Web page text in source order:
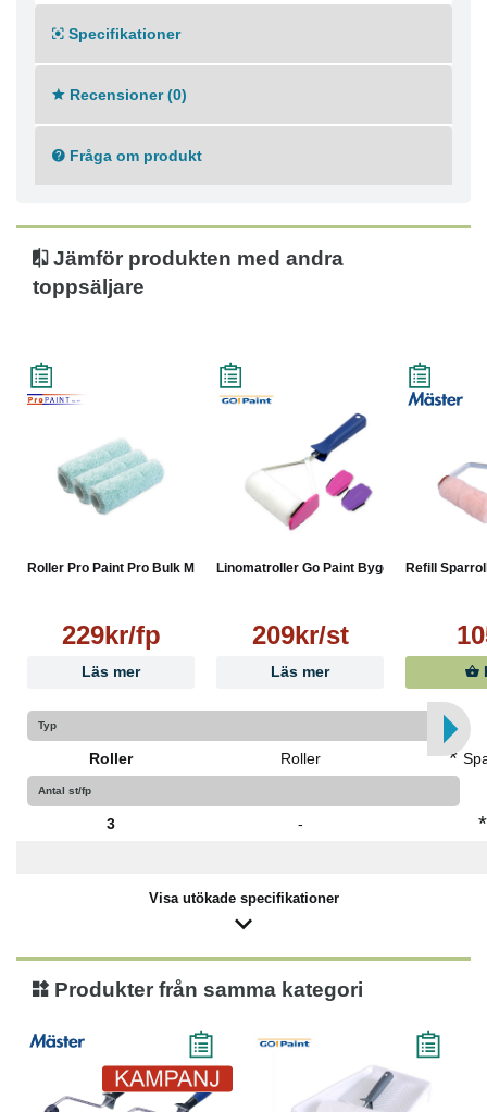
slår det mesta!
Specifikationer
Recensioner (0)
Fråga om produkt
Jämför produkten med andra
toppsäljare
Roller Pro Paint Pro Bulk M...
229kr/fp
Läs mer
Linomatroller Go Paint Byge...
209kr/st
Läs mer
Refill
Typ
Roller Roller *
Antal st/fp
3 - *
Visa utökade specifikationer
Produkter från samma kategori